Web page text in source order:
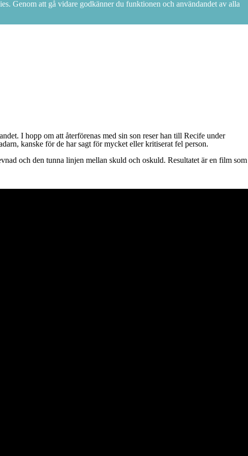
Genom att gå vidare godkänner du funktionen och användandet av alla
I hopp om att återförenas med sin son reser han till Recife under
kanske för de har sagt för mycket eller kritiserat fel person.
och den tunna linjen mellan skuld och oskuld. Resultatet är en film som